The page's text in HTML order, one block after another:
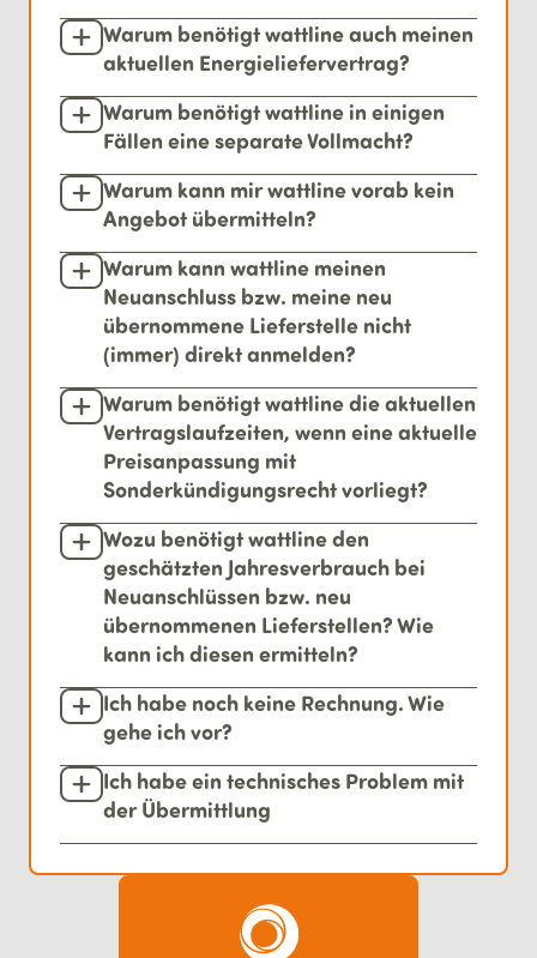
Warum benötigt wattline auch meinen
aktuellen Energieliefervertrag?
Warum benötigt wattline in einigen
Fällen eine separate Vollmacht?
Warum kann mir wattline vorab kein
Angebot übermitteln?
Warum kann wattline meinen
Neuanschluss bzw. meine neu
übernommene Lieferstelle nicht
(immer) direkt anmelden?
Warum benötigt wattline die aktuellen
Vertragslaufzeiten, wenn eine aktuelle
Preisanpassung mit
Sonderkündigungsrecht vorliegt?
Wozu benötigt wattline den
geschätzten Jahresverbrauch bei
Neuanschlüssen bzw. neu
übernommenen Lieferstellen? Wie
kann ich diesen ermitteln?
Ich habe noch keine Rechnung. Wie
gehe ich vor?
Ich habe ein technisches Problem mit
der Übermittlung